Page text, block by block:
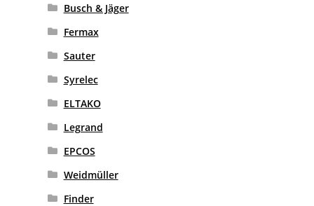
Busch & Jäger
Fermax
Sauter
Syrelec
ELTAKO
Legrand
EPCOS
Weidmüller
Finder